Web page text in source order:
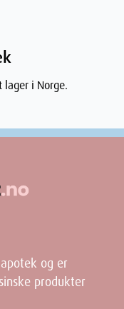
i Norge.
og er
produkter